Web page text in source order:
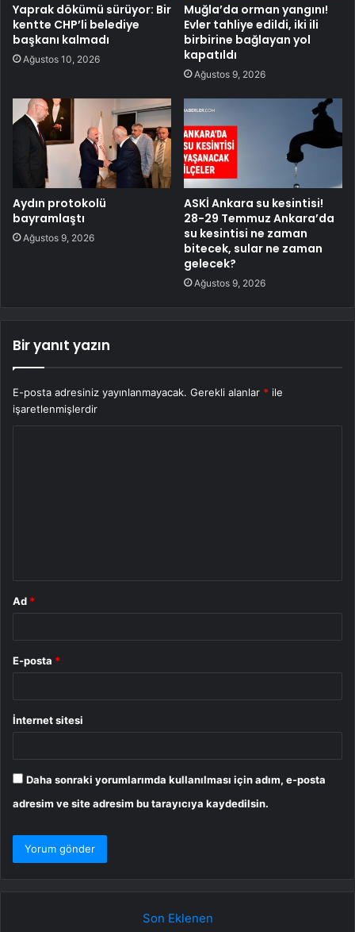
Yaprak dökümü sürüyor: Bir
kentte CHP’li belediye
başkanı kalmadı
Ağustos 10, 2026
Muğla’da orman yangını!
Evler tahliye edildi, iki ili
birbirine bağlayan yol
kapatıldı
Ağustos 9, 2026
Aydın protokolü
bayramlaştı
Ağustos 9, 2026
ASKİ Ankara su kesintisi!
28-29 Temmuz Ankara’da
su kesintisi ne zaman
bitecek, sular ne zaman
gelecek?
Ağustos 9, 2026
Bir yanıt yazın
E-posta adresiniz yayınlanmayacak. Gerekli alanlar * ile
işaretlenmişlerdir
Ad *
E-posta *
İnternet sitesi
Daha sonraki yorumlarımda kullanılması için adım, e-posta
adresim ve site adresim bu tarayıcıya kaydedilsin.
Son Eklenen